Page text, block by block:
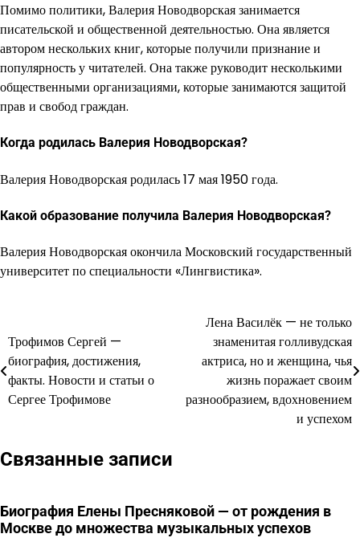
Помимо политики, Валерия Новодворская занимается
писательской и общественной деятельностью. Она является
автором нескольких книг, которые получили признание и
популярность у читателей. Она также руководит несколькими
общественными организациями, которые занимаются защитой
прав и свобод граждан.
Когда родилась Валерия Новодворская?
Валерия Новодворская родилась 17 мая 1950 года.
Какой образование получила Валерия Новодворская?
Валерия Новодворская окончила Московский государственный
университет по специальности «Лингвистика».
по
записям
Трофимов Сергей —
биография, достижения,
факты. Новости и статьи о
Сергее Трофимове
Лена Василёк — не только
знаменитая голливудская
актриса, но и женщина, чья
жизнь поражает своим
разнообразием, вдохновением
и успехом
Связанные записи
Биография Елены Пресняковой — от рождения в
Москве до множества музыкальных успехов